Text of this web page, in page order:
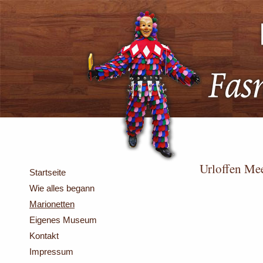
Startseite
Wie alles begann
Marionetten
Eigenes Museum
Kontakt
Impressum
Urloffen